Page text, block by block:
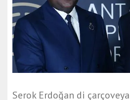
Serok Erdoğan di